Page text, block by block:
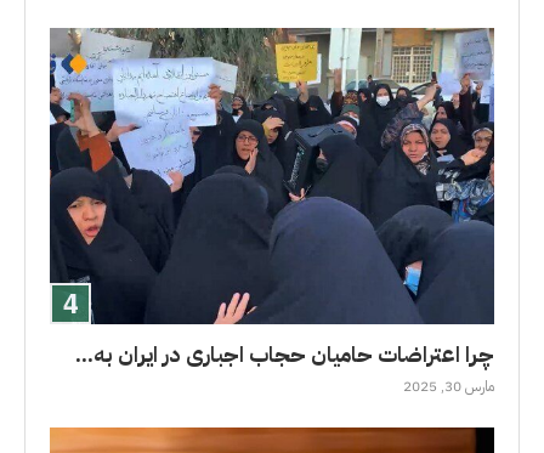
چرا اعتراضات حامیان حجاب اجباری در ایران به...
مارس 30, 2025